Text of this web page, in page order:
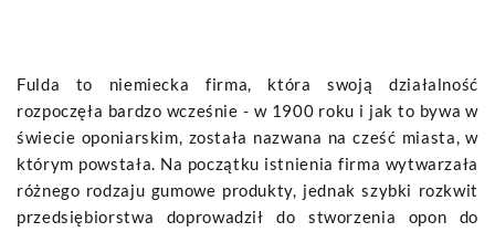
Fulda to niemiecka firma, która swoją działalność
rozpoczęła bardzo wcześnie - w 1900 roku i jak to bywa w
świecie oponiarskim, została nazwana na cześć miasta, w
którym powstała. Na początku istnienia firma wytwarzała
różnego rodzaju gumowe produkty, jednak szybki rozkwit
przedsiębiorstwa doprowadził do stworzenia opon do